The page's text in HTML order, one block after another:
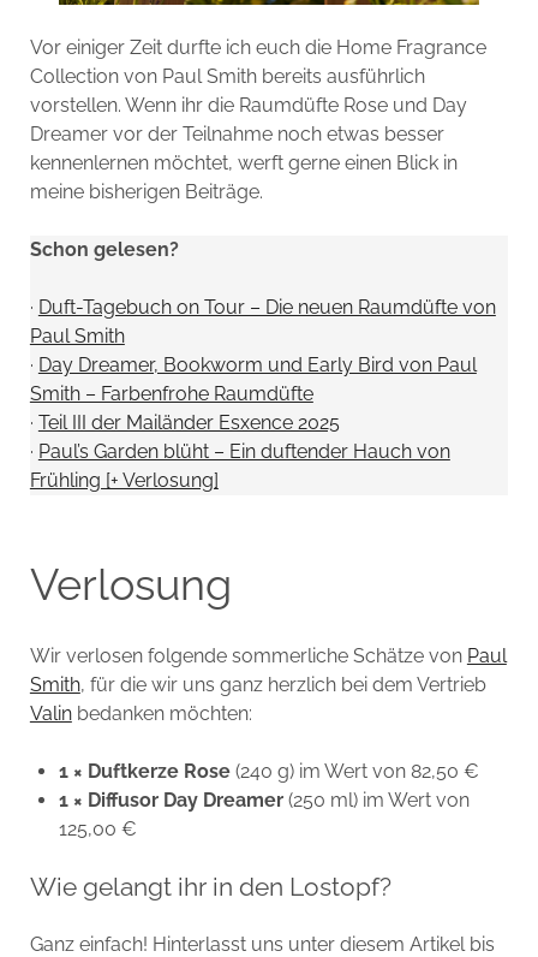
Vor einiger Zeit durfte ich euch die Home Fragrance
Collection von Paul Smith bereits ausführlich
vorstellen. Wenn ihr die Raumdüfte Rose und Day
Dreamer vor der Teilnahme noch etwas besser
kennenlernen möchtet, werft gerne einen Blick in
meine bisherigen Beiträge.
Schon gelesen?
· Duft-Tagebuch on Tour – Die neuen Raumdüfte von
Paul Smith
· Day Dreamer, Bookworm und Early Bird von Paul
Smith – Farbenfrohe Raumdüfte
· Teil III der Mailänder Esxence 2025
· Paul’s Garden blüht – Ein duftender Hauch von
Frühling [+ Verlosung]
Verlosung
Wir verlosen folgende sommerliche Schätze von Paul
Smith, für die wir uns ganz herzlich bei dem Vertrieb
Valinbedanken möchten:
1 × Duftkerze Rose(240 g) im Wert von 82,50 €
1 × Diffusor Day Dreamer(250 ml) im Wert von
125,00 €
Wie gelangt ihr in den Lostopf?
Ganz einfach! Hinterlasst uns unter diesem Artikel bis